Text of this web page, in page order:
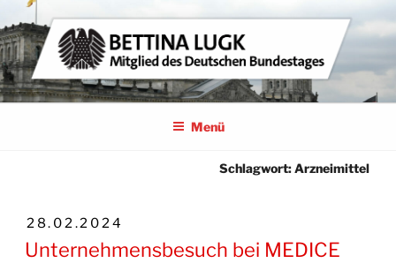
Zum
Inhalt
springen
BETTINA LUGK
MITGLIED DES DEUTSCHEN BUNDESTAGES
Menü
Schlagwort:Arzneimittel
VERÖFFENTLICHT
AM
28.02.2024
Unternehmensbesuch bei MEDICE